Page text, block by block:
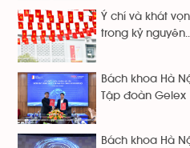
Ý chí và khát
trong kỷ
Bách khoa Hà
Tập đoàn Gelex
Bách khoa Hà